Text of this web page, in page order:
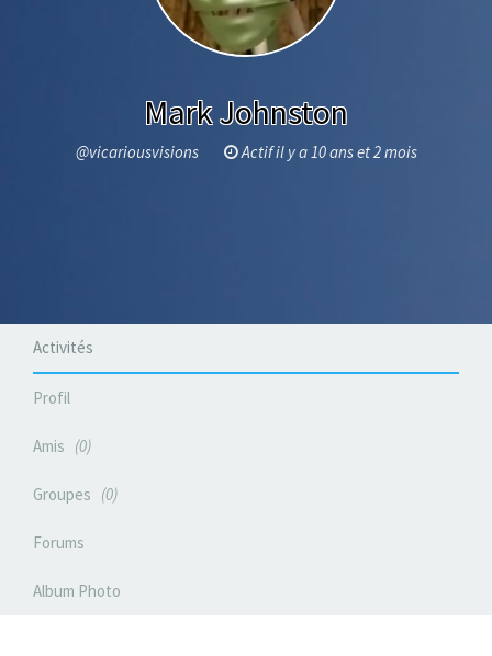
Mark Johnston
@vicariousvisions Actif il y a 10 ans et 2 mois
Activités
Profil
Amis 0
Groupes 0
Forums
Album Photo